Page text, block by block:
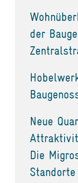
der
Neue
Die